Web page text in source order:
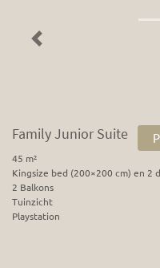
Previous
Family Junior Suite
45 m²
Kingsize bed (200×200 cm) en 2
2 Balkons
Tuinzicht
Playstation